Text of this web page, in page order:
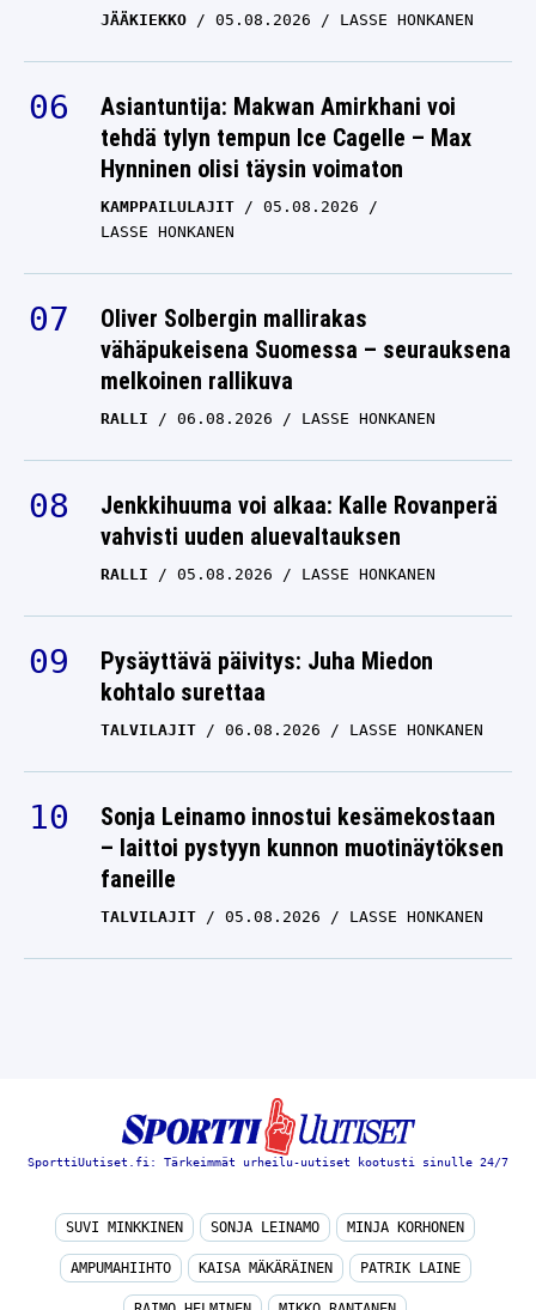
JÄÄKIEKKO 05.08.2026 LASSE HONKANEN
Asiantuntija: Makwan Amirkhani voi
tehdä tylyn tempun Ice Cagelle – Max
Hynninen olisi täysin voimaton
KAMPPAILULAJIT
05.08.2026
LASSE HONKANEN
Oliver Solbergin mallirakas
vähäpukeisena Suomessa – seurauksena
melkoinen rallikuva
RALLI 06.08.2026 LASSE HONKANEN
Jenkkihuuma voi alkaa: Kalle Rovanperä
vahvisti uuden aluevaltauksen
RALLI 05.08.2026 LASSE HONKANEN
Pysäyttävä päivitys: Juha Miedon
kohtalo surettaa
TALVILAJIT 06.08.2026 LASSE HONKANEN
Sonja Leinamo innostui kesämekostaan
– laittoi pystyyn kunnon muotinäytöksen
faneille
TALVILAJIT 05.08.2026 LASSE HONKANEN
SporttiUutiset.fi: Tärkeimmät urheilu-uutiset kootusti sinulle 24/7
SUVI MINKKINEN SONJA LEINAMO MINJA KORHONEN
AMPUMAHIIHTO KAISA MÄKÄRÄINEN PATRIK LAINE